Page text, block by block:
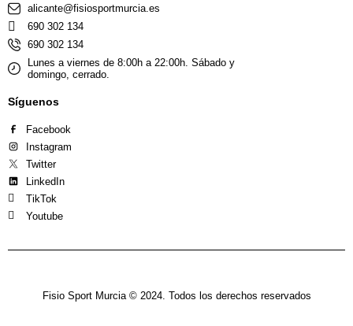
alicante@fisiosportmurcia.es
690 302 134
690 302 134
Lunes a viernes de 8:00h a 22:00h. Sábado y
domingo, cerrado.
Síguenos
Facebook
Instagram
Twitter
LinkedIn
TikTok
Youtube
Fisio Sport Murcia © 2024. Todos los derechos reservados